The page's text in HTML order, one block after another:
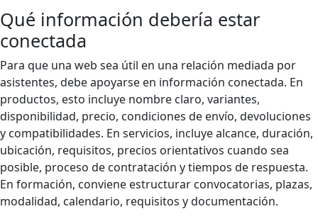
Qué información debería estar
conectada
Para que una web sea útil en una relación mediada por
asistentes, debe apoyarse en información conectada. En
productos, esto incluye nombre claro, variantes,
disponibilidad, precio, condiciones de envío, devoluciones
y compatibilidades. En servicios, incluye alcance, duración,
ubicación, requisitos, precios orientativos cuando sea
posible, proceso de contratación y tiempos de respuesta.
En formación, conviene estructurar convocatorias, plazas,
modalidad, calendario, requisitos y documentación.